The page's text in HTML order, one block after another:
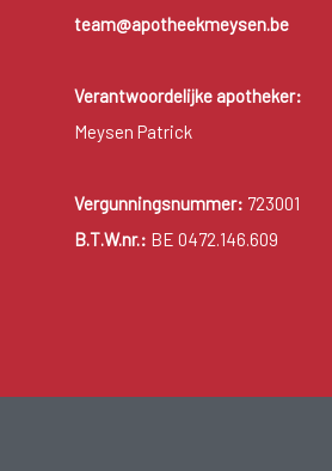
team@apotheekmeysen.be
Verantwoordelijke apotheker:
Meysen Patrick
Vergunningsnummer: 723001
B.T.W.nr.: BE 0472.146.609